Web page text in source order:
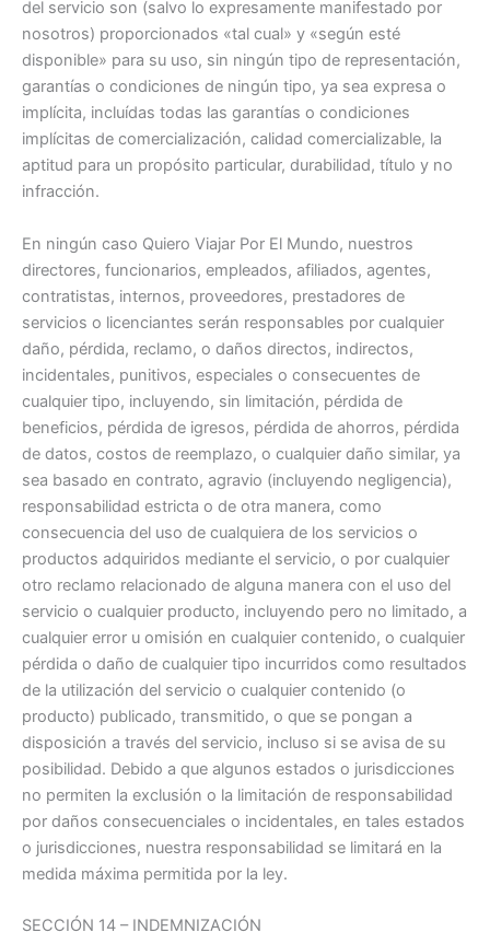
del servicio son (salvo lo expresamente manifestado por
nosotros) proporcionados «tal cual» y «según esté
disponible» para su uso, sin ningún tipo de representación,
garantías o condiciones de ningún tipo, ya sea expresa o
implícita, incluídas todas las garantías o condiciones
implícitas de comercialización, calidad comercializable, la
aptitud para un propósito particular, durabilidad, título y no
infracción.
En ningún caso Quiero Viajar Por El Mundo, nuestros
directores, funcionarios, empleados, afiliados, agentes,
contratistas, internos, proveedores, prestadores de
servicios o licenciantes serán responsables por cualquier
daño, pérdida, reclamo, o daños directos, indirectos,
incidentales, punitivos, especiales o consecuentes de
cualquier tipo, incluyendo, sin limitación, pérdida de
beneficios, pérdida de igresos, pérdida de ahorros, pérdida
de datos, costos de reemplazo, o cualquier daño similar, ya
sea basado en contrato, agravio (incluyendo negligencia),
responsabilidad estricta o de otra manera, como
consecuencia del uso de cualquiera de los servicios o
productos adquiridos mediante el servicio, o por cualquier
otro reclamo relacionado de alguna manera con el uso del
servicio o cualquier producto, incluyendo pero no limitado, a
cualquier error u omisión en cualquier contenido, o cualquier
pérdida o daño de cualquier tipo incurridos como resultados
de la utilización del servicio o cualquier contenido (o
producto) publicado, transmitido, o que se pongan a
disposición a través del servicio, incluso si se avisa de su
posibilidad. Debido a que algunos estados o jurisdicciones
no permiten la exclusión o la limitación de responsabilidad
por daños consecuenciales o incidentales, en tales estados
o jurisdicciones, nuestra responsabilidad se limitará en la
medida máxima permitida por la ley.
SECCIÓN 14 – INDEMNIZACIÓN